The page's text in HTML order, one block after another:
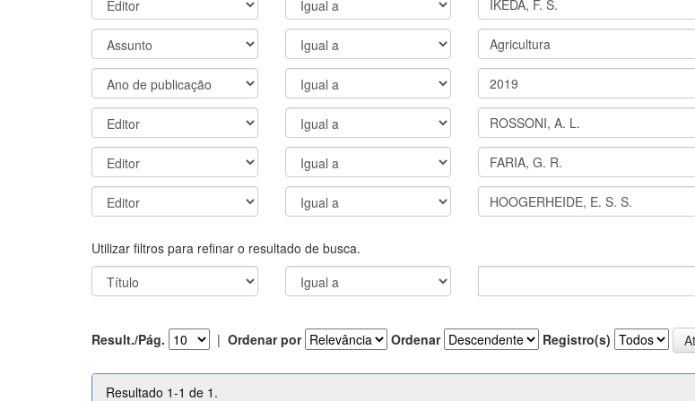
Utilizar filtros para refinar o resultado de busca.
Result./Pág. | Ordenar por Ordenar Registro(s)
Resultado 1-1 de 1.